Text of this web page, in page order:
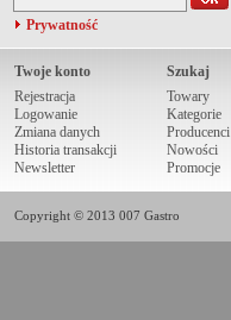
Prywatność
Twoje konto
Rejestracja
Logowanie
Zmiana danych
Historia transakcji
Newsletter
Szukaj
Towary
Kategorie
Producenci
Nowości
Promocje
Copyright © 2013 007 Gastro